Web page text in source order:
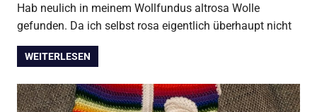
Hab neulich in meinem Wollfundus altrosa Wolle
gefunden. Da ich selbst rosa eigentlich überhaupt nicht
WEITERLESEN